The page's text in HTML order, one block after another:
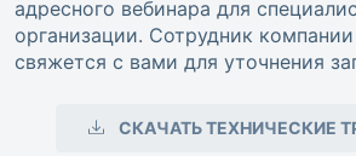
адресного вебинара для
организации. Сотрудник компании
свяжется с вами для уточнения
СКАЧАТЬ ТЕХНИЧЕСКИЕ